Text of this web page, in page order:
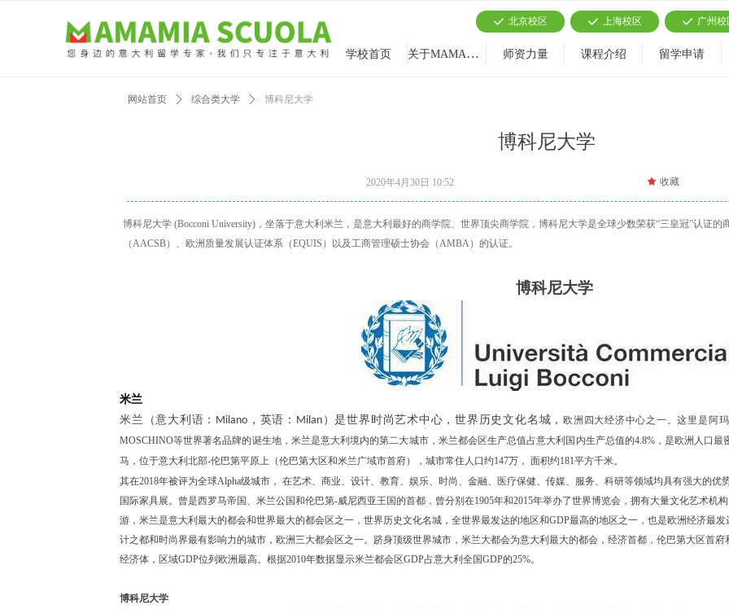
学校首页 关于MAMAMIA 师资力量 课程介绍 留学申请
끳 广州校
끳 北京校区 끳 上海校区
博科尼大学
网站首页 ꄲ 综合类大学 ꄲ 博科尼大学
博科尼大学
米兰
米兰（意大利语：Milano，英语：Milan）是世界时尚艺术中心，世界历史文化名城，欧洲四大经济中心之一。这里是阿
MOSCHINO等世界著名品牌的诞生地，米兰是意大利境内的第二大城市，米兰都会区生产总值占意大利国内生产总值的4.8%，是欧洲人口
马，位于意大利北部-伦巴第平原上（伦巴第大区和米兰广域市首府），城市常住人口约147万， 面积约181平方千米。
其在2018年被评为全球Alpha级城市， 在艺术、商业、设计、教育、娱乐、时尚、金融、医疗保健、传媒、服务、科研等领域均具有强大的
国际家具展。曾是西罗马帝国、米兰公国和伦巴第-威尼西亚王国的首都，曾分别在1905年和2015年举办了世界博览会，拥有大量文化艺术机
游，米兰是意大利最大的都会和世界最大的都会区之一，世界历史文化名城，全世界最发达的地区和GDP最高的地区之一，也是欧洲经济最
计之都和时尚界最有影响力的城市，欧洲三大都会区之一。跻身顶级世界城市，米兰大都会为意大利最大的都会，经济首都，伦巴第大区首
经济体，区域GDP位列欧洲最高。根据2010年数据显示米兰都会区GDP占意大利全国GDP的25%。
博科尼大学
2020年4月30日 10:52 끄 收藏
博科尼大学 (Bocconi University)，坐落于意大利米兰，是意大利最好的商学院、世界顶尖商学院，博科尼大学是全球少数荣获“三皇冠”认证
（AACSB）、欧洲质量发展认证体系（EQUIS）以及工商管理硕士协会（AMBA）的认证。